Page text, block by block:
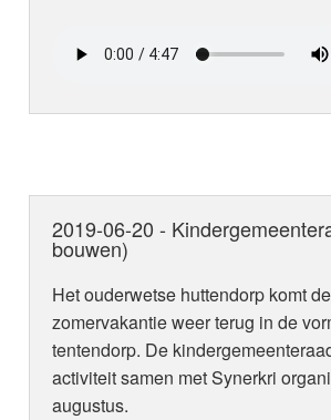
2019-06-20 -
bouwen)
Het ouderwetse huttendorp komt
zomervakantie weer terug in de
tentendorp. De
activiteit samen met Synerkri
augustus.